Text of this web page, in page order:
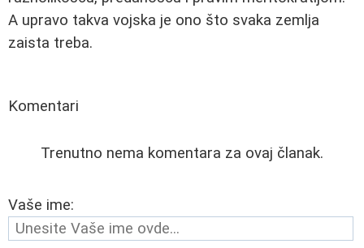
A upravo takva vojska je ono što svaka zemlja
zaista treba.
Komentari
Trenutno nema komentara za ovaj članak.
Vaše ime: